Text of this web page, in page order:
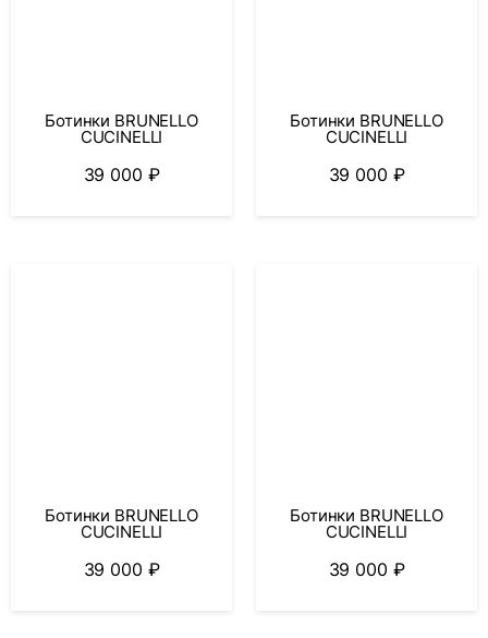
Ботинки BRUNELLO
CUCINELLI
39 000 ₽
Ботинки BRUNELLO
CUCINELLI
39 000 ₽
Ботинки BRUNELLO
CUCINELLI
39 000 ₽
Ботинки BRUNELLO
CUCINELLI
39 000 ₽